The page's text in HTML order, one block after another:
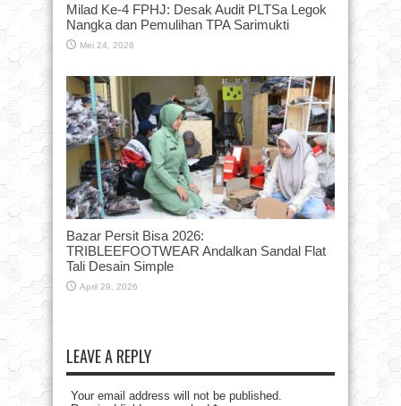
Milad Ke-4 FPHJ: Desak Audit PLTSa Legok
Nangka dan Pemulihan TPA Sarimukti
Mei 24, 2026
Bazar Persit Bisa 2026:
TRIBLEEFOOTWEAR Andalkan Sandal Flat
Tali Desain Simple
April 29, 2026
LEAVE A REPLY
Your email address will not be published.